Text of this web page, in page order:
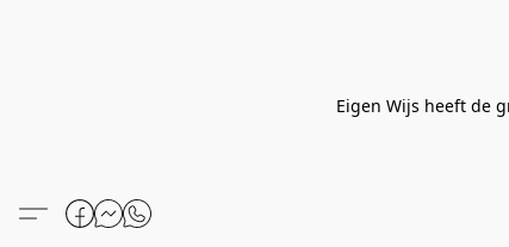
Eigen Wijs heeft de